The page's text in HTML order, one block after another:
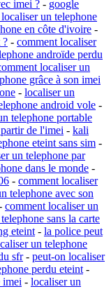
imei ? - google
un telephone
en côte d'ivoire -
? - comment localiser
androïde perdu
localiser un
grâce à son imei
- localiser un
android vole -
telephone portable
de l'imei - kali
eteint sans sim -
un telephone par
dans le monde -
- comment localiser
telephone avec son
comment localiser un
sans la carte
eteint - la police peut
un telephone
sfr- peut-on localiser
perdu eteint -
imei - localiser un